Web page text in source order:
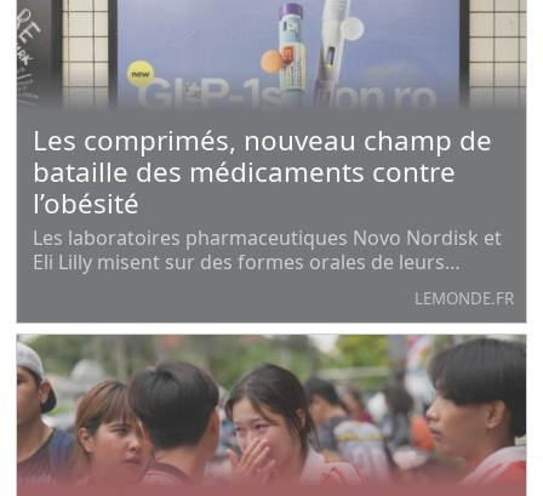
Les comprimés, nouveau champ de
bataille des médicaments contre
l’obésité
Les laboratoires pharmaceutiques Novo Nordisk et
Eli Lilly misent sur des formes orales de leurs
produits amaigrissants, portés par le succès de leur
version injectable. Après un démarrage réussi aux
Etats-Unis, ils se préparent à les diffuser
LEMONDE.FR